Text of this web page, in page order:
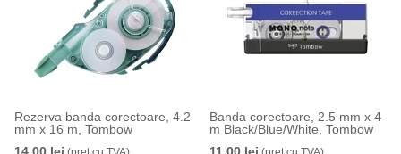
Rezerva banda corectoare, 4.2
mm x 16 m, Tombow
Banda corectoare, 2.5 mm x 4
m Black/Blue/White, Tombow